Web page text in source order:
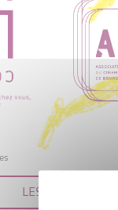
LES FILMS